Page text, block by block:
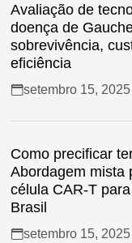
Avaliação de
doença de
sobrevivência,
eficiência
setembro 15, 2025
Como precificar
Abordagem mista
célula CAR-T
Brasil
setembro 15, 2025